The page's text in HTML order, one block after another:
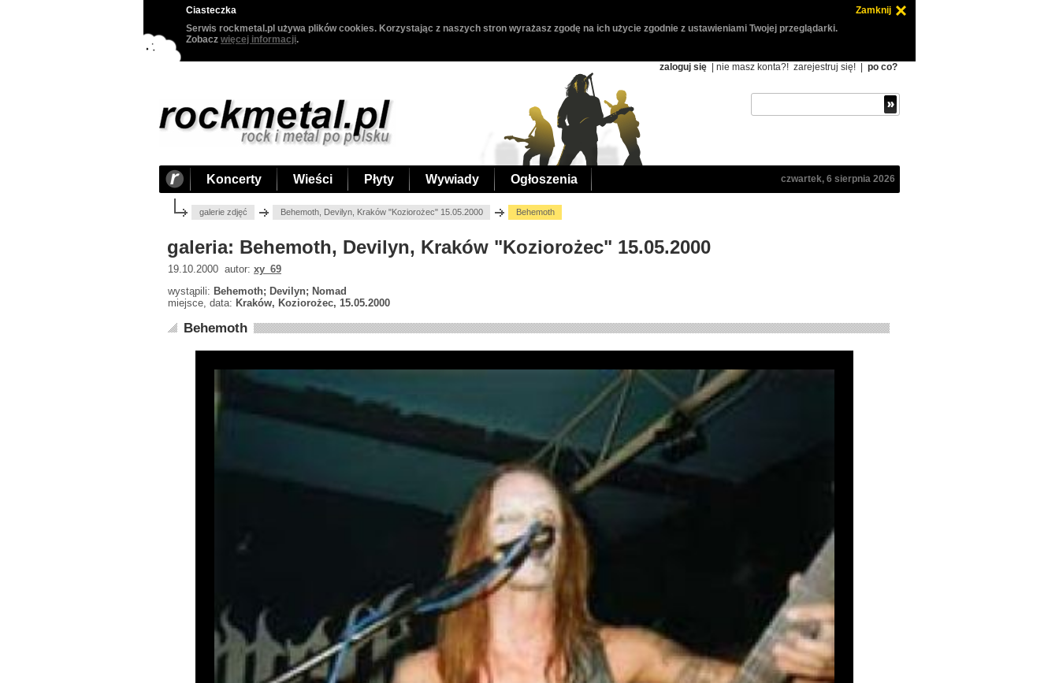
Ciasteczka
Zamknij
Serwis rockmetal.pl używa plików cookies. Korzystając z naszych stron wyrażasz zgodę na ich użycie zgodnie z ustawieniami Twojej przeglądarki.
Zobacz więcej informacji.
zaloguj się | nie masz konta?! zarejestruj się! po co?
Koncerty Wieści Płyty Wywiady Ogłoszenia czwartek, 6 sierpnia 2026
galerie zdjęć Behemoth, Devilyn, Kraków "Koziorożec" 15.05.2000 Behemoth
galeria: Behemoth, Devilyn, Kraków "Koziorożec" 15.05.2000
19.10.2000 autor: xy_69
wystąpili: Behemoth; Devilyn; Nomad
miejsce, data: Kraków, Koziorożec, 15.05.2000
Behemoth